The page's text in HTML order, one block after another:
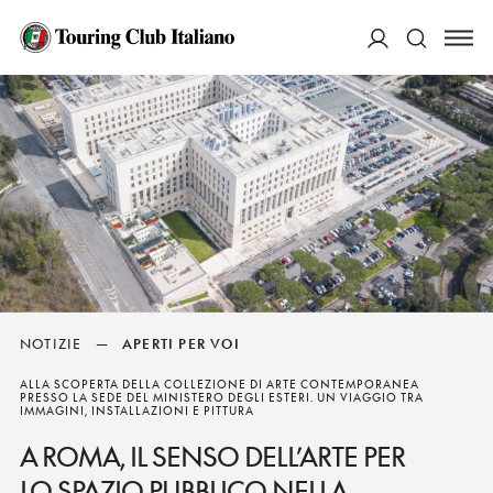
Cerca
NOTIZIE — APERTI PER VOI
ALLA SCOPERTA DELLA COLLEZIONE DI ARTE CONTEMPORANEA
PRESSO LA SEDE DEL MINISTERO DEGLI ESTERI. UN VIAGGIO TRA
IMMAGINI, INSTALLAZIONI E PITTURA
A ROMA, IL SENSO DELL’ARTE PER